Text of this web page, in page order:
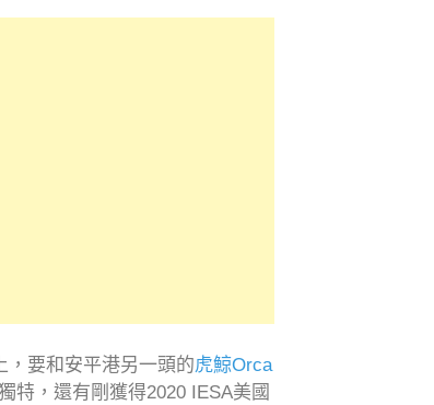
，要和安平港另一頭的虎鯨Orca
特，還有剛獲得2020 IESA美國